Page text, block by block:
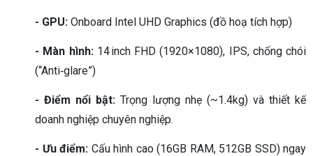
- GPU: Onboard Intel UHD Graphics (đồ hoạ tích hợp)
- Màn hình:14 inch FHD (1920×1080), IPS, chống chói
(“Anti‑glare”)
- Điểm nổi bật: Trọng lượng nhẹ (~1.4kg) và thiết kế
doanh nghiệp chuyên nghiệp.
- Ưu điểm: Cấu hình cao (16GB RAM, 512GB SSD) ngay